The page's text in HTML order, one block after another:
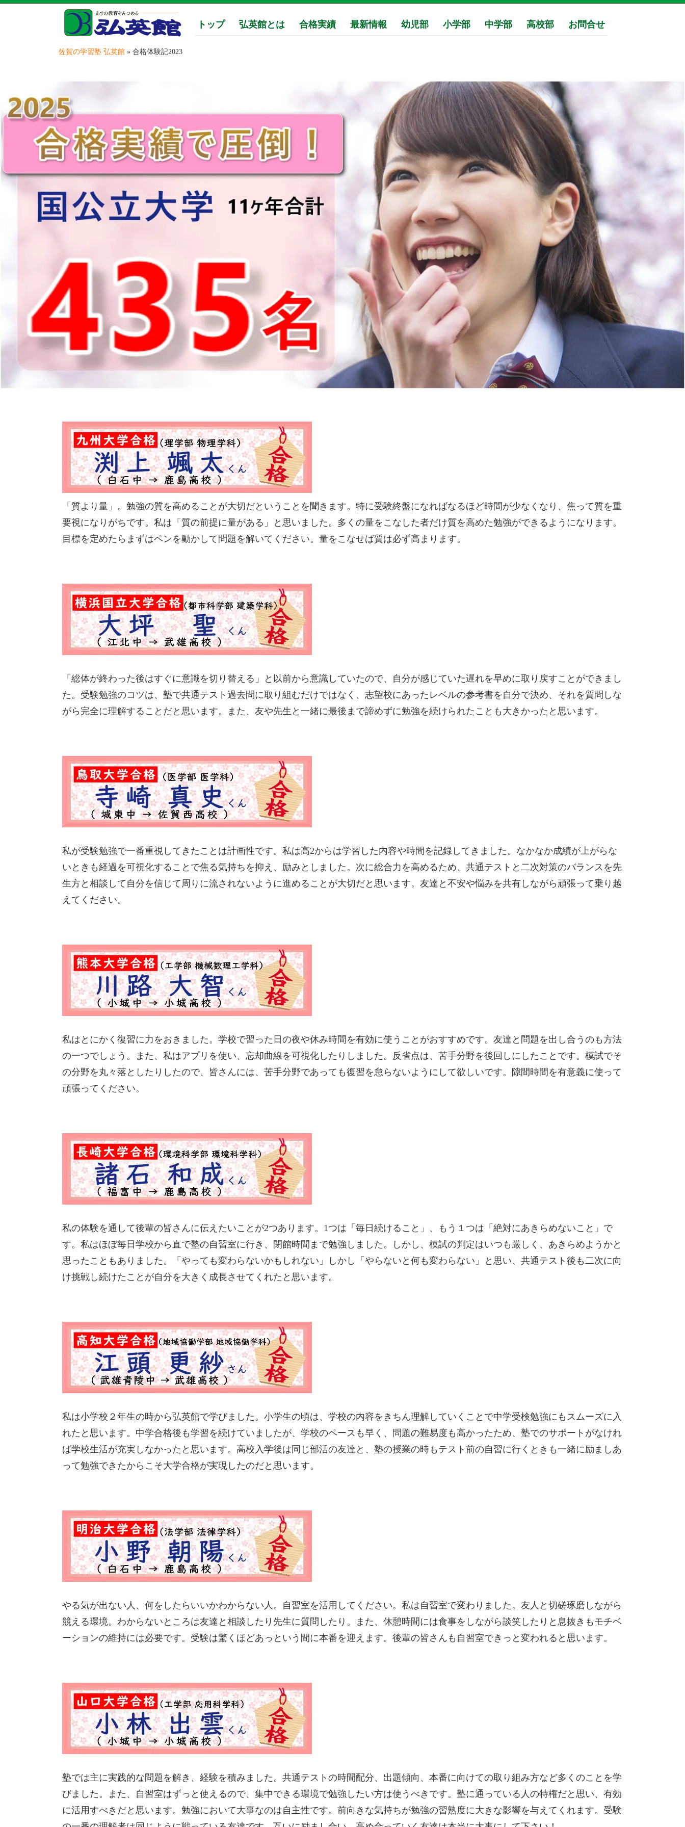
トップ 弘英館とは 合格実績 最新情報 幼児部 小学部 中学部 高校部 お問合せ
佐賀の学習塾 弘英館 » 合格体験記2023
「質より量」。勉強の質を高めることが大切だということを聞きます。特に受験終盤になればなるほど時間が少なくなり、焦って質を重
要視になりがちです。私は「質の前提に量がある」と思いました。多くの量をこなした者だけ質を高めた勉強ができるようになります。
目標を定めたらまずはペンを動かして問題を解いてください。量をこなせば質は必ず高まります。
「総体が終わった後はすぐに意識を切り替える」と以前から意識していたので、自分が感じていた遅れを早めに取り戻すことができまし
た。受験勉強のコツは、塾で共通テスト過去問に取り組むだけではなく、志望校にあったレベルの参考書を自分で決め、それを質問しな
がら完全に理解することだと思います。また、友や先生と一緒に最後まで諦めずに勉強を続けられたことも大きかったと思います。
私が受験勉強で一番重視してきたことは計画性です。私は高2からは学習した内容や時間を記録してきました。なかなか成績が上がらな
いときも経過を可視化することで焦る気持ちを抑え、励みとしました。次に総合力を高めるため、共通テストと二次対策のバランスを先
生方と相談して自分を信じて周りに流されないように進めることが大切だと思います。友達と不安や悩みを共有しながら頑張って乗り越
えてください。
私はとにかく復習に力をおきました。学校で習った日の夜や休み時間を有効に使うことがおすすめです。友達と問題を出し合うのも方法
の一つでしょう。また、私はアプリを使い、忘却曲線を可視化したりしました。反省点は、苦手分野を後回しにしたことです。模試でそ
の分野を丸々落としたりしたので、皆さんには、苦手分野であっても復習を怠らないようにして欲しいです。隙間時間を有意義に使って
頑張ってください。
私の体験を通して後輩の皆さんに伝えたいことが2つあります。1つは「毎日続けること」、もう１つは「絶対にあきらめないこと」で
す。私はほぼ毎日学校から直で塾の自習室に行き、閉館時間まで勉強しました。しかし、模試の判定はいつも厳しく、あきらめようかと
思ったこともありました。「やっても変わらないかもしれない」しかし「やらないと何も変わらない」と思い、共通テスト後も二次に向
け挑戦し続けたことが自分を大きく成長させてくれたと思います。
私は小学校２年生の時から弘英館で学びました。小学生の頃は、学校の内容をきちん理解していくことで中学受検勉強にもスムーズに入
れたと思います。中学合格後も学習を続けていましたが、学校のペースも早く、問題の難易度も高かったため、塾でのサポートがなけれ
ば学校生活が充実しなかったと思います。高校入学後は同じ部活の友達と、塾の授業の時もテスト前の自習に行くときも一緒に励ましあ
って勉強できたからこそ大学合格が実現したのだと思います。
やる気が出ない人、何をしたらいいかわからない人。自習室を活用してください。私は自習室で変わりました。友人と切磋琢磨しながら
競える環境。わからないところは友達と相談したり先生に質問したり。また、休憩時間には食事をしながら談笑したりと息抜きもモチベ
ーションの維持には必要です。受験は驚くほどあっという間に本番を迎えます。後輩の皆さんも自習室できっと変われると思います。
塾では主に実践的な問題を解き、経験を積みました。共通テストの時間配分、出題傾向、本番に向けての取り組み方など多くのことを学
びました。また、自習室はずっと使えるので、集中できる環境で勉強したい方は使うべきです。塾に通っている人の特権だと思い、有効
に活用すべきだと思います。勉強において大事なのは自主性です。前向きな気持ちが勉強の習熟度に大きな影響を与えてくれます。受験